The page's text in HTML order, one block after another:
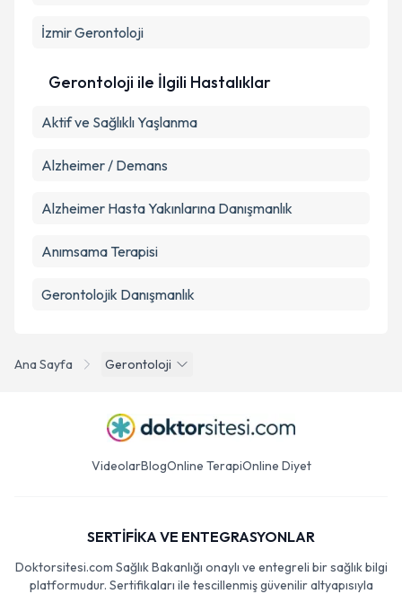
Kişisel verilerimin işlenmesine ilişkin
kapsamda işlenmesini kabul ediyorum.
Ana Sayfa Gerontoloji
İzmirGerontoloji
Gerontoloji ile İlgili Hastalıklar
Aktif ve Sağlıklı Yaşlanma
Alzheimer / Demans
Alzheimer Hasta Yakınlarına Danışmanlık
Anımsama Terapisi
Gerontolojik Danışmanlık
VideolarBlogOnline TerapiOnline Diyet
SERTİFİKA VE ENTEGRASYONLAR
Doktorsitesi.com Sağlık Bakanlığı onaylı ve entegreli bir sağlık bilgi
platformudur. Sertifikaları ile tescillenmiş güvenilir altyapısıyla